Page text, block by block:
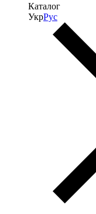
Каталог
УкрРус